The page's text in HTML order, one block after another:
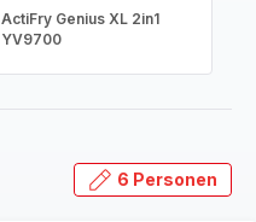
ActiFry Genius XL 2in1
YV9700
6 Personen